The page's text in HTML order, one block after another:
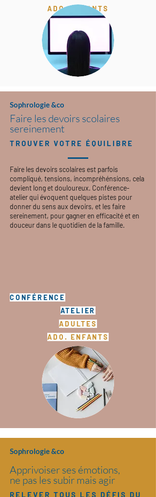
ADO. ENFANTS
Sophrologie &co
Faire les devoirs scolaires
sereinement
TROUVER VOTRE ÉQUILIBRE
Faire les devoirs scolaires est parfois
compliqué, tensions, incompréhénsions, cela
devient long et douloureux. Conférence-
atelier qui évoquent quelques pistes pour
donner du sens aux devoirs, et les faire
sereinement, pour gagner en efficacité et en
douceur dans le quotidien de la famille.
CONFÉRENCE
ATELIER
ADULTES
ADO. ENFANTS
Sophrologie &co
Apprivoiser ses émotions,
ne pas les subir mais agir
RELEVER TOUS LES DÉFIS DU